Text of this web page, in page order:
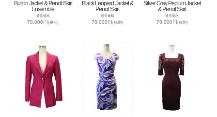
Button Jacket & Pencil Skirt
Ensemble
通常価格
78,000円(税別)
Black Leopard Jacket &
Pencil Skirt
通常価格
78,000円(税別)
Silver Gray Peplum Jacket
& Pencil Skirt
通常価格
78,000円(税別)